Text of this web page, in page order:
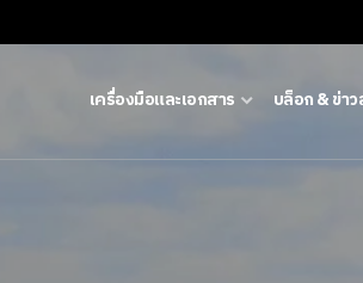
เครื่องมือและเอกสาร บล็อก & ข่า